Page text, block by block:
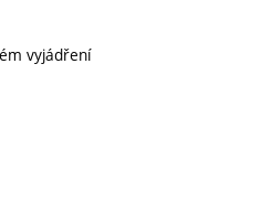
vyjádření